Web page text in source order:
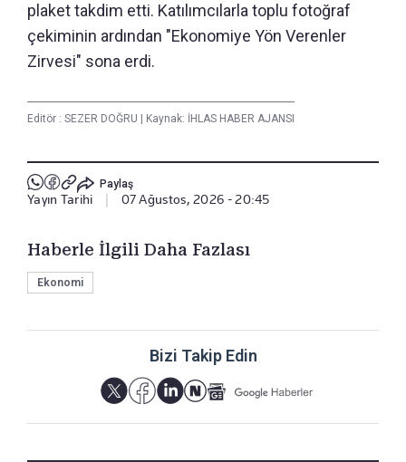
plaket takdim etti. Katılımcılarla toplu fotoğraf
çekiminin ardından "Ekonomiye Yön Verenler
Zirvesi" sona erdi.
Editör : SEZER DOĞRU Kaynak: İHLAS HABER AJANSI
Paylaş
Yayın Tarihi 07 Ağustos, 2026 - 20:45
Haberle İlgili Daha Fazlası
Ekonomi
Bizi Takip Edin